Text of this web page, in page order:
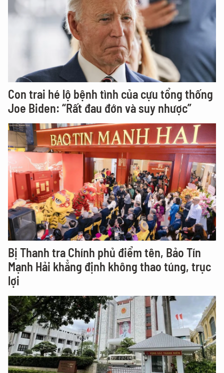
Con trai hé lộ bệnh tình của cựu tổng thống
Joe Biden: “Rất đau đớn và suy nhược”
Bị Thanh tra Chính phủ điểm tên, Bảo Tín
Mạnh Hải khẳng định không thao túng, trục
lợi